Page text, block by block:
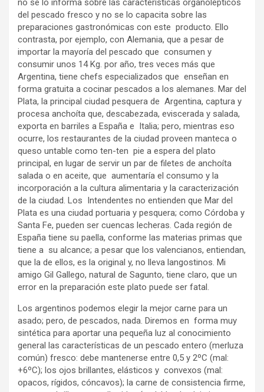
no se lo informa sobre las características organolépticos
del pescado fresco y no se lo capacita sobre las
preparaciones gastronómicas con este producto. Ello
contrasta, por ejemplo, con Alemania, que a pesar de
importar la mayoría del pescado que consumen y
consumir unos 14 Kg. por año, tres veces más que
Argentina, tiene chefs especializados que enseñan en
forma gratuita a cocinar pescados a los alemanes. Mar del
Plata, la principal ciudad pesquera de Argentina, captura y
procesa anchoíta que, descabezada, eviscerada y salada,
exporta en barriles a España e Italia; pero, mientras eso
ocurre, los restaurantes de la ciudad proveen manteca o
queso untable como ten-ten pie a espera del plato
principal, en lugar de servir un par de filetes de anchoíta
salada o en aceite, que aumentaría el consumo y la
incorporación a la cultura alimentaria y la caracterización
de la ciudad. Los Intendentes no entienden que Mar del
Plata es una ciudad portuaria y pesquera; como Córdoba y
Santa Fe, pueden ser cuencas lecheras. Cada región de
España tiene su paella, conforme las materias primas que
tiene a su alcance; a pesar que los valencianos, entiendan,
que la de ellos, es la original y, no lleva langostinos. Mi
amigo Gil Gallego, natural de Sagunto, tiene claro, que un
error en la preparación este plato puede ser fatal.
Los argentinos podemos elegir la mejor carne para un
asado; pero, de pescados, nada. Diremos en forma muy
sintética para aportar una pequeña luz al conocimiento
general las características de un pescado entero (merluza
común) fresco: debe mantenerse entre 0,5 y 2ºC (mal:
+6ºC); los ojos brillantes, elásticos y convexos (mal:
opacos, rígidos, cóncavos); la carne de consistencia firme,